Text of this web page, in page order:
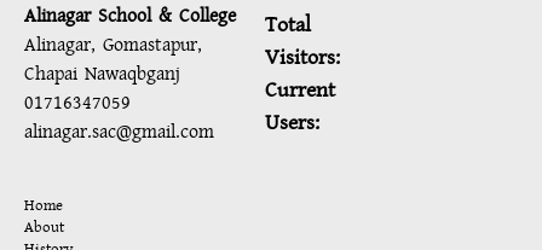
Alinagar School & College
Alinagar, Gomastapur,
Chapai Nawaqbganj
01716347059
alinagar.sac@gmail.com
Total
Visitors:
Current
Users:
Home
About